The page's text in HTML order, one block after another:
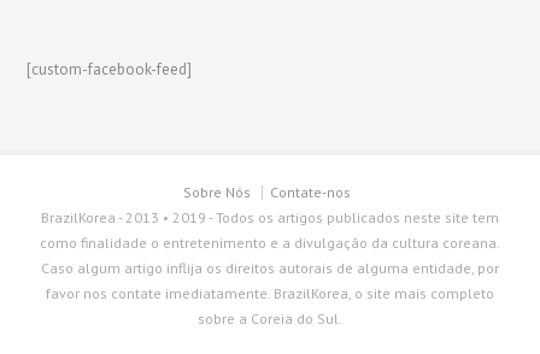
[custom-facebook-feed]
Sobre Nós
Contate-nos
BrazilKorea - 2013 • 2019 - Todos os artigos publicados neste site tem
como finalidade o entretenimento e a divulgação da cultura coreana.
Caso algum artigo inflija os direitos autorais de alguma entidade, por
favor nos contate imediatamente. BrazilKorea, o site mais completo
sobre a Coreia do Sul.